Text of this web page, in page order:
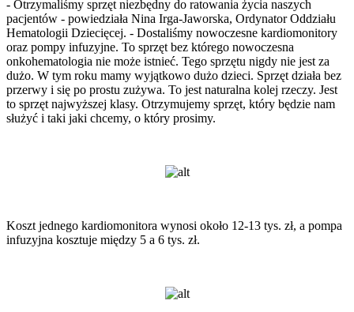
- Otrzymaliśmy sprzęt niezbędny do ratowania życia naszych
pacjentów - powiedziała Nina Irga-Jaworska, Ordynator Oddziału
Hematologii Dziecięcej. - Dostaliśmy nowoczesne kardiomonitory
oraz pompy infuzyjne. To sprzęt bez którego nowoczesna
onkohematologia nie może istnieć. Tego sprzętu nigdy nie jest za
dużo. W tym roku mamy wyjątkowo dużo dzieci. Sprzęt działa bez
przerwy i się po prostu zużywa. To jest naturalna kolej rzeczy. Jest
to sprzęt najwyższej klasy. Otrzymujemy sprzęt, który będzie nam
służyć i taki jaki chcemy, o który prosimy.
Koszt jednego kardiomonitora wynosi około 12-13 tys. zł, a pompa
infuzyjna kosztuje między 5 a 6 tys. zł.